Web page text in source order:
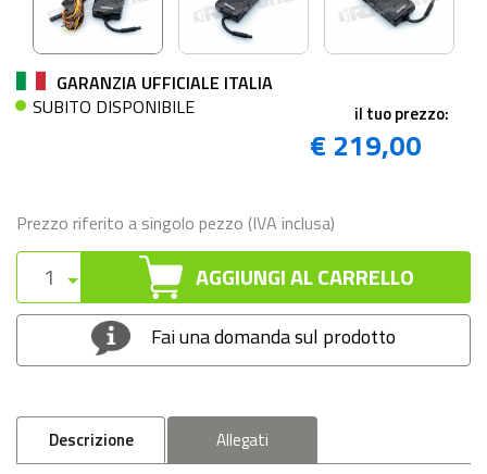
GARANZIA UFFICIALE ITALIA
SUBITO DISPONIBILE
il tuo prezzo:
€ 219,00
Prezzo riferito a singolo pezzo (IVA inclusa)
AGGIUNGI AL CARRELLO
Fai una domanda sul prodotto
Descrizione Allegati